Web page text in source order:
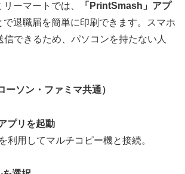
ーマートでは、
「PrintSmash」アプ
で退職届を簡単に印刷できます。スマホ
できるため、パソコンを持たない人
ーソン・ファミマ共通）
プリを起動
利用してマルチコピー機と接続。